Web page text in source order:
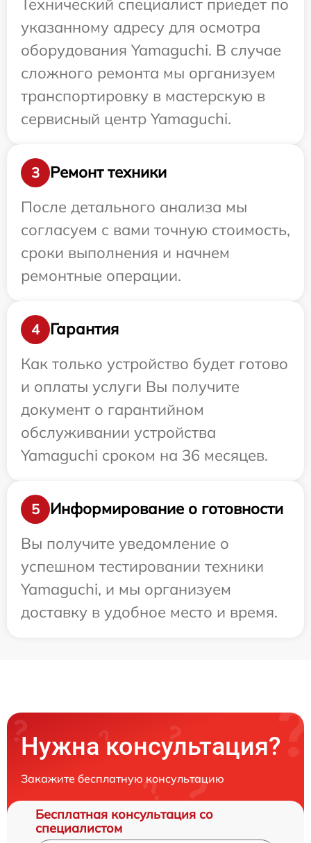
Технический специалист приедет по
указанному адресу для осмотра
оборудования Yamaguchi. В случае
сложного ремонта мы организуем
транспортировку в мастерскую в
сервисный центр Yamaguchi.
3
Ремонт техники
После детального анализа мы
согласуем с вами точную стоимость,
сроки выполнения и начнем
ремонтные операции.
4
Гарантия
Как только устройство будет готово
и оплаты услуги Вы получите
документ о гарантийном
обслуживании устройства
Yamaguchi сроком на 36 месяцев.
5
Информирование о готовности
Вы получите уведомление о
успешном тестировании техники
Yamaguchi, и мы организуем
доставку в удобное место и время.
Нужна консультация?
Закажите бесплатную консультацию
Бесплатная консультация со
специалистом